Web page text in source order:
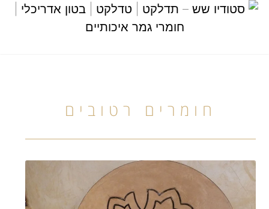
חומרים רטובים